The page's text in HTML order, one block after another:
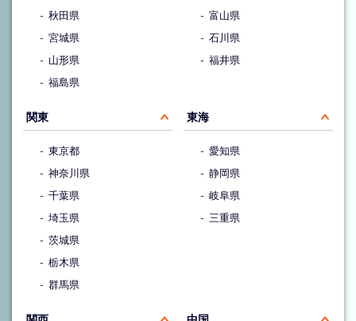
秋田県
宮城県
山形県
福島県
富山県
石川県
福井県
関東
東京都
神奈川県
千葉県
埼玉県
茨城県
栃木県
群馬県
東海
愛知県
静岡県
岐阜県
三重県